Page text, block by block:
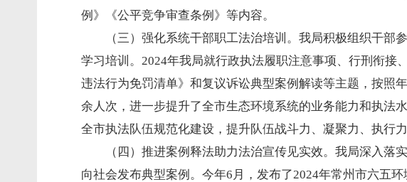
例》《公平竞争审查条例》等内容。
（三）强化系统干部职工法治培训。我局积极组织干
学习培训。2024年我局就行政执法履职注意事项、行刑衔
违法行为免罚清单》和复议诉讼典型案例解读等主题，按照
余人次，进一步提升了全市生态环境系统的业务能力和执法
全市执法队伍规范化建设，提升队伍战斗力、凝聚力、执行
（四）推进案例释法助力法治宣传见实效。我局深入
向社会发布典型案例。今年6月，发布了2024年常州市六五